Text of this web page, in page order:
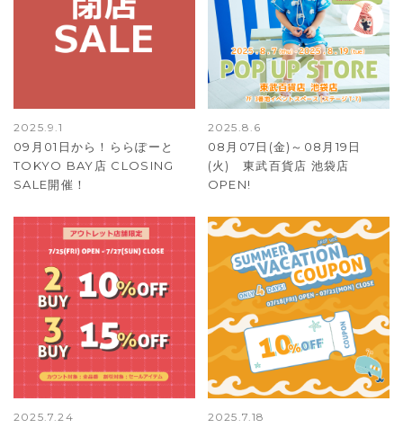
2025.9.1
09月01日から！ららぽーと
TOKYO BAY店 CLOSING
SALE開催！
2025.8.6
08月07日(金)～08月19日
(火) 東武百貨店 池袋店
OPEN!
2025.7.24 2025.7.18